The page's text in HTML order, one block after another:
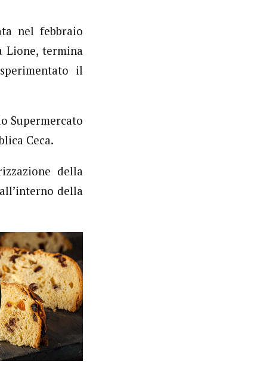
nel febbraio
Lione, termina
il
Supermercato
Ceca.
della
della